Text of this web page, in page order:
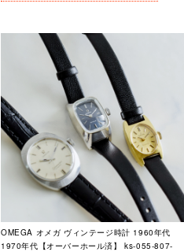
OMEGA オメガ ヴィンテージ時計 1960年代
1970年代【オーバーホール済】 ks-055-807-